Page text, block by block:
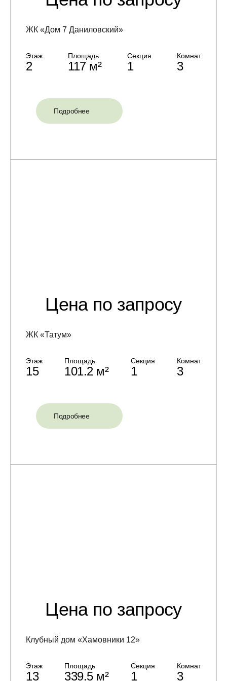
ЖК «Дом 7 Даниловский»
Этаж
2
Площадь
117 м²
Секция
1
Комнат
3
Подробнее
Цена по запросу
ЖК «Татум»
Этаж
15
Площадь
101.2 м²
Секция
1
Комнат
3
Подробнее
Цена по запросу
Клубный дом «Хамовники 12»
Этаж
13
Площадь
339.5 м²
Секция
1
Комнат
3